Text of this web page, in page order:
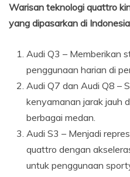
Warisan teknologi quattro
yang dipasarkan di
Audi Q3 – Memberikan
penggunaan harian di
Audi Q7 dan Audi Q8 –
kenyamanan jarak jauh
berbagai medan.
Audi S3 – Menjadi
quattro dengan
untuk penggunaan